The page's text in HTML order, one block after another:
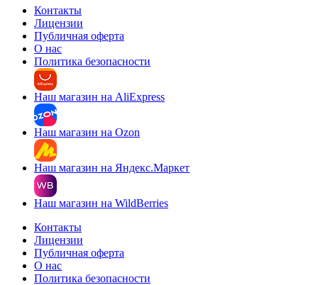
Контакты
Лицензии
Публичная оферта
О нас
Политика безопасности
Наш магазин на AliExpress
Наш магазин на Ozon
Наш магазин на Яндекс.Маркет
Наш магазин на WildBerries
Контакты
Лицензии
Публичная оферта
О нас
Политика безопасности